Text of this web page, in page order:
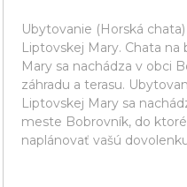
Ubytovanie (Horská
Liptovskej Mary. Chata na
Mary sa nachádza v obci
záhradu a terasu.
Liptovskej Mary sa
meste Bobrovník, do
naplánovať vašú